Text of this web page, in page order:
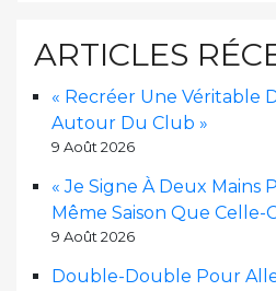
ARTICLES
« Recréer Une Véritable
Autour Du Club »
9 Août 2026
« Je Signe À Deux Mains
Même Saison Que Celle-
9 Août 2026
Double-Double Pour